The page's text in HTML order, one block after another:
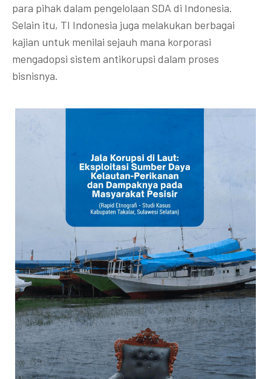
para pihak dalam pengelolaan SDA di Indonesia.
Selain itu, TI Indonesia juga melakukan berbagai
kajian untuk menilai sejauh mana korporasi
mengadopsi sistem antikorupsi dalam proses
bisnisnya.